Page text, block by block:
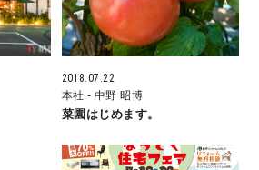
応力度計算 全棟標準
ダウンの追求
壁
基準住宅
2018.07.22
本社 - 中野 昭博
菜園はじめます。